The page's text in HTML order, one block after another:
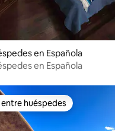
en Española
en Española
huéspedes preferido
huéspedes